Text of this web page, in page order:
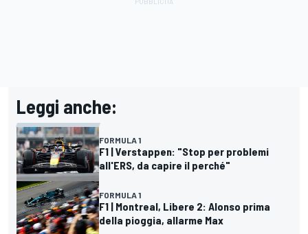
Leggi anche:
FORMULA 1
F1 | Verstappen: "Stop per problemi
all'ERS, da capire il perché"
FORMULA 1
F1 | Montreal, Libere 2: Alonso prima
della pioggia, allarme Max